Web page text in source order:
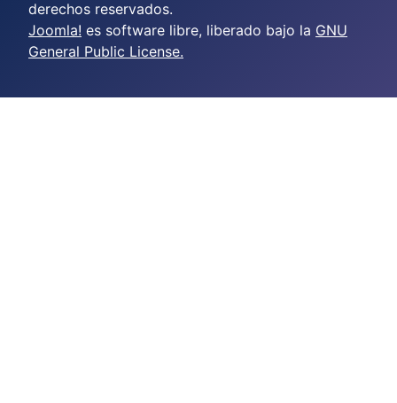
derechos reservados.
Joomla! es software libre, liberado bajo la GNU
General Public License.